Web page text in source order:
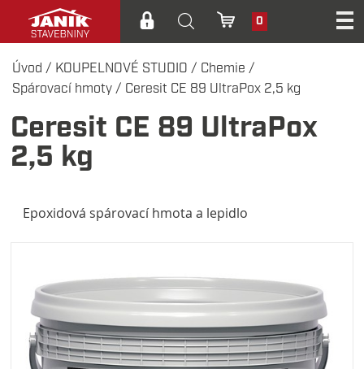
0
Úvod / KOUPELNOVÉ STUDIO / Chemie /
Spárovací hmoty / Ceresit CE 89 UltraPox 2,5 kg
Ceresit CE 89 UltraPox
2,5 kg
Epoxidová spárovací hmota a lepidlo